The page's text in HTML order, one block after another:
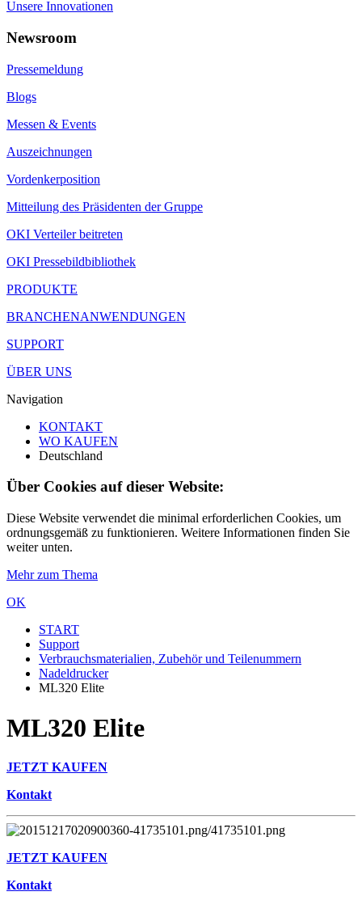
Unsere Innovationen
Newsroom
Pressemeldung
Blogs
Messen & Events
Auszeichnungen
Vordenkerposition
Mitteilung des Präsidenten der Gruppe
OKI Verteiler beitreten
OKI Pressebildbibliothek
PRODUKTE
BRANCHENANWENDUNGEN
SUPPORT
ÜBER UNS
Navigation
KONTAKT
WO KAUFEN
Deutschland
Über Cookies auf dieser Website:
Diese Website verwendet die minimal erforderlichen Cookies, um
ordnungsgemäß zu funktionieren. Weitere Informationen finden Sie
weiter unten.
Mehr zum Thema
OK
START
Support
Verbrauchsmaterialien, Zubehör und Teilenummern
Nadeldrucker
ML320 Elite
ML320 Elite
JETZT KAUFEN
Kontakt
JETZT KAUFEN
Kontakt